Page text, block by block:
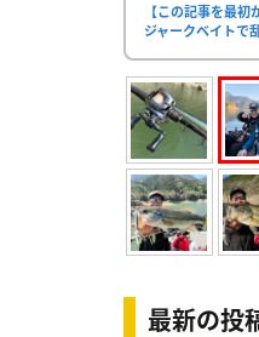
【この記事を最初
ジャークベイトで
最新の投